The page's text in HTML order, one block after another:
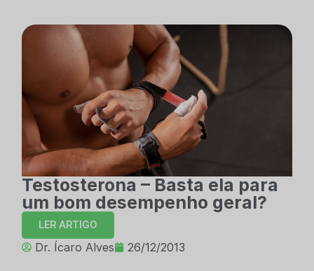
Testosterona – Basta ela para
um bom desempenho geral?
LER ARTIGO
Dr. Ícaro Alves 26/12/2013